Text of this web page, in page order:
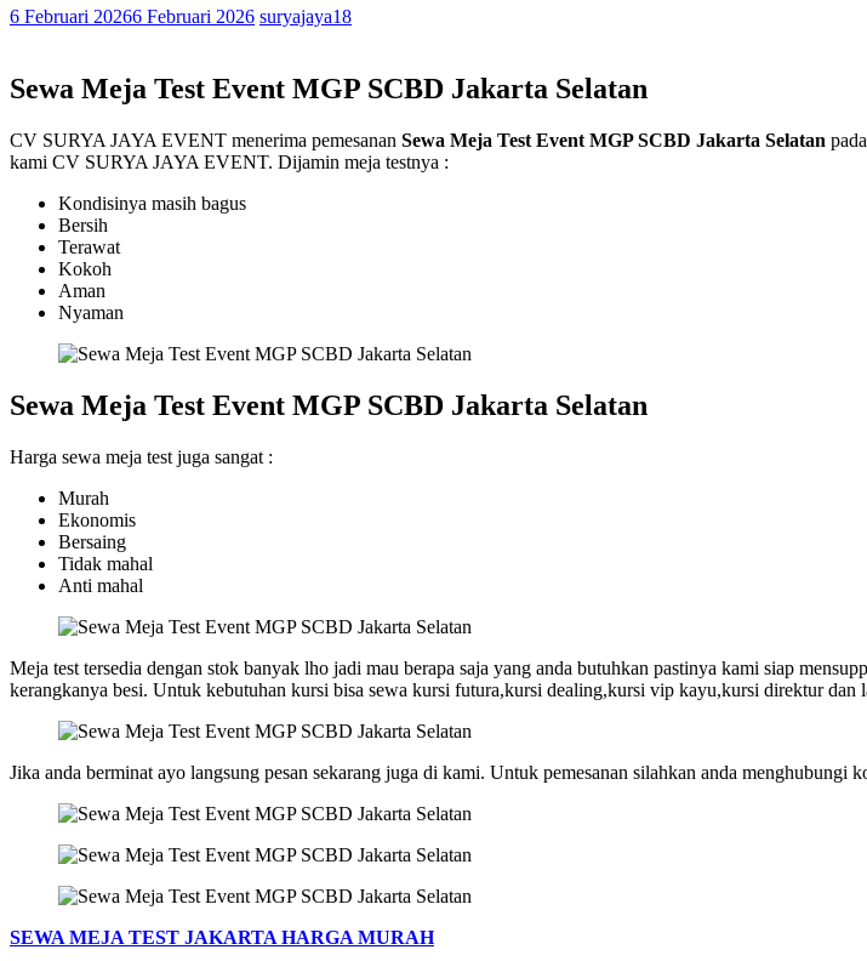
6 Februari 20266 Februari 2026 suryajaya18
Sewa Meja Test Event MGP SCBD Jakarta Selatan
CV SURYA JAYA EVENT menerima pemesanan Sewa Meja Test Event MGP SCBD Jakarta Selatan
kami CV SURYA JAYA EVENT. Dijamin meja testnya :
Kondisinya masih bagus
Bersih
Terawat
Kokoh
Aman
Nyaman
Sewa Meja Test Event MGP SCBD Jakarta Selatan
Harga sewa meja test juga sangat :
Murah
Ekonomis
Bersaing
Tidak mahal
Anti mahal
Meja test tersedia dengan stok banyak lho jadi mau berapa saja yang anda butuhkan pastinya kami siap
kerangkanya besi. Untuk kebutuhan kursi bisa sewa kursi futura,kursi dealing,kursi vip kayu,kursi direktur dan
Jika anda berminat ayo langsung pesan sekarang juga di kami. Untuk pemesanan silahkan anda
SEWA MEJA TEST JAKARTA HARGA MURAH